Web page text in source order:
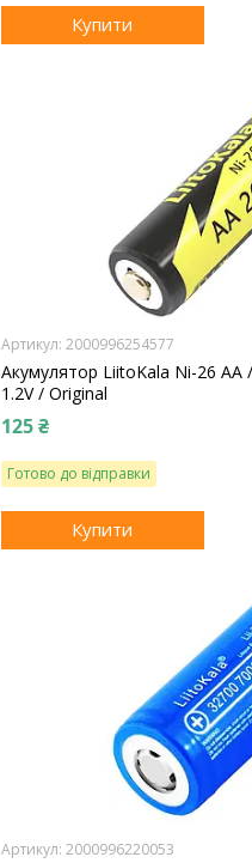
Купити
2000996254577
Акумулятор LiitoKala Ni-26
1.2V / Original
125 ₴
Готово до відправки
Купити
2000996220053